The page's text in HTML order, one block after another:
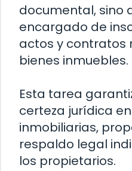
documental, sino
encargado de
actos y contratos
bienes inmuebles.
Esta tarea
certeza jurídica
inmobiliarias,
respaldo legal
los propietarios.